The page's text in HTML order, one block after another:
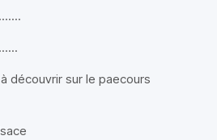
découvrir sur le paecours